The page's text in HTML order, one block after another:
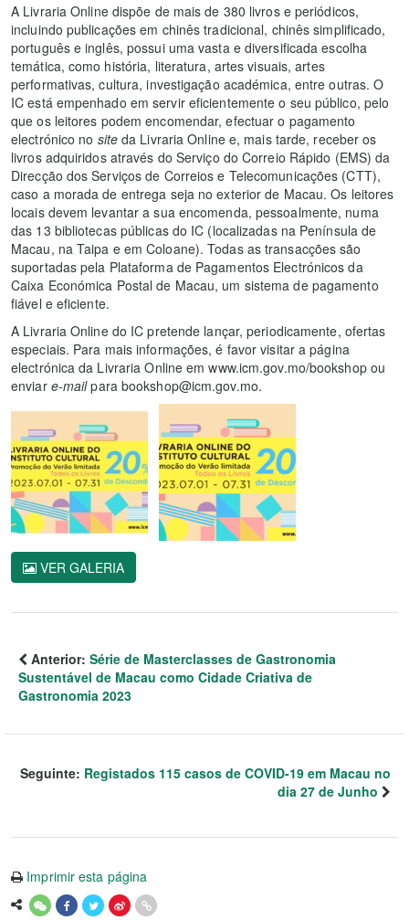
A Livraria Online dispõe de mais de 380 livros e periódicos,
incluindo publicações em chinês tradicional, chinês simplificado,
português e inglês, possui uma vasta e diversificada escolha
temática, como história, literatura, artes visuais, artes
performativas, cultura, investigação académica, entre outras. O
IC está empenhado em servir eficientemente o seu público, pelo
que os leitores podem encomendar, efectuar o pagamento
electrónico no siteda Livraria Online e, mais tarde, receber os
livros adquiridos através do Serviço do Correio Rápido (EMS) da
Direcção dos Serviços de Correios e Telecomunicações (CTT),
caso a morada de entrega seja no exterior de Macau. Os leitores
locais devem levantar a sua encomenda, pessoalmente, numa
das 13 bibliotecas públicas do IC (localizadas na Península de
Macau, na Taipa e em Coloane). Todas as transacções são
suportadas pela Plataforma de Pagamentos Electrónicos da
Caixa Económica Postal de Macau, um sistema de pagamento
fiável e eficiente.
A Livraria Online do IC pretende lançar, periodicamente, ofertas
especiais. Para mais informações, é favor visitar a página
electrónica da Livraria Online em www.icm.gov.mo/bookshop ou
enviar e-mailpara bookshop@icm.gov.mo.
VER GALERIA
Anterior: Série de Masterclasses de Gastronomia
Sustentável de Macau como Cidade Criativa de
Gastronomia 2023
Seguinte: Registados 115 casos de COVID-19 em Macau no
dia 27 de Junho
Imprimir esta página